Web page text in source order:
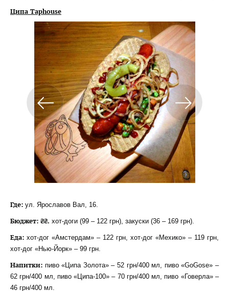
Ципа Taphouse
Где: ул. Ярославов Вал, 16.
Бюджет: ₴₴. хот-доги (99 – 122 грн), закуски (36 – 169 грн).
Еда: хот-дог «Амстердам» – 122 грн, хот-дог «Мехико» – 119 грн,
хот-дог «Нью-Йорк» – 99 грн.
Напитки: пиво «Ципа Золота» – 52 грн/400 мл, пиво «GoGose» –
62 грн/400 мл, пиво «Ципа-100» – 70 грн/400 мл, пиво «Говерла» –
46 грн/400 мл.